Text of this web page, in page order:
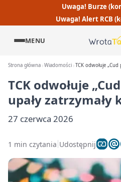
Uwaga! Burze
Uwaga! Alert RCB
MENU
Strona główna Wiadomości TCK odwołuje
TCK odwołuje
upały zatrzymały
27 czerwca 2026
1 min czytania Udostępnij